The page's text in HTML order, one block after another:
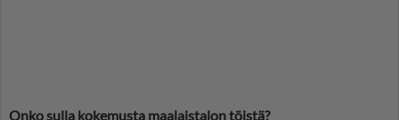
Onko sulla kokemusta maalaistalon töistä?